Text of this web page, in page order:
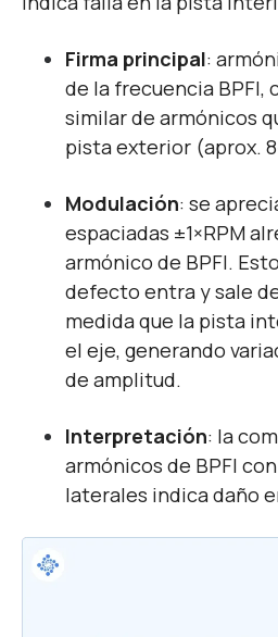
Firma principal:
de la frecuencia BPFI,
similar de armónicos
pista exterior (aprox.
Modulación: se
espaciadas ±1×RPM
armónico de BPFI.
defecto entra y sale
medida que la pista
el eje, generando
de amplitud.
Interpretación: la
armónicos de BPFI
laterales indica daño